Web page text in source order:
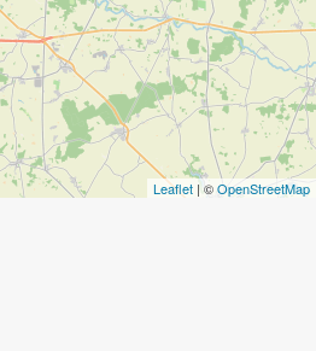
Leaflet | ©OpenStreetMap